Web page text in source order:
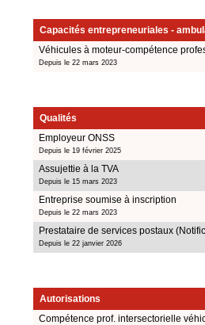
Capacités entrepreneuriales -
Véhicules à moteur-compétence
Depuis le 22 mars 2023
Qualités
Employeur ONSS
Depuis le 19 février 2025
Assujettie à la TVA
Depuis le 15 mars 2023
Entreprise soumise à inscription
Depuis le 22 mars 2023
Prestataire de services postaux
Depuis le 22 janvier 2026
Autorisations
Compétence prof. intersectorielle